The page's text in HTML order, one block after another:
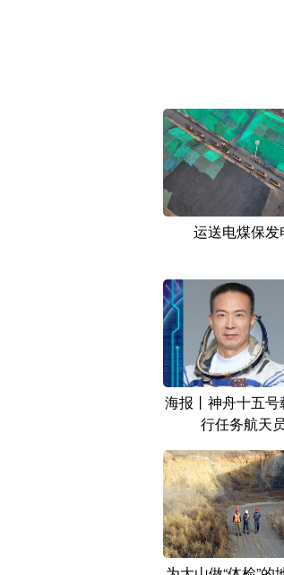
运送电煤保发
海报丨神舟十五号
行任务航天